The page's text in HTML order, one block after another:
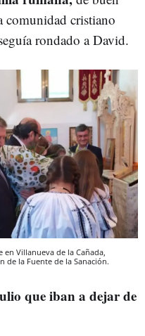
comunidad cristiano
rondado a David.
Villanueva de la Cañada,
de la Fuente de la Sanación.
que iban a dejar de